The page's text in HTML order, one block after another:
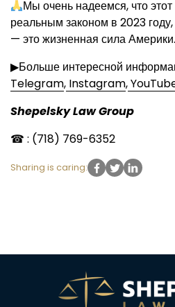
Мы очень надеемся, что этот
реальным законом в 2023
— это жизненная сила Америки.
▶Больше интересной
Telegram, Instagram,
Shepelsky Law Group
☎ : (718) 769-6352
Sharing is caring: